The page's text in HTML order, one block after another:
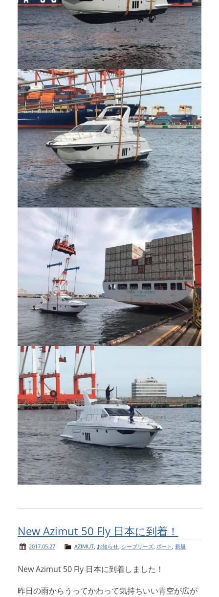
New Azimut 50 Fly 日本に到着！
2017.05.27 AZIMUT, お知らせ, シーブリーズ, ボート 新艇
New Azimut 50 Fly 日本に到着しました！
昨日の雨からうってかわって気持ちいい青空が広が